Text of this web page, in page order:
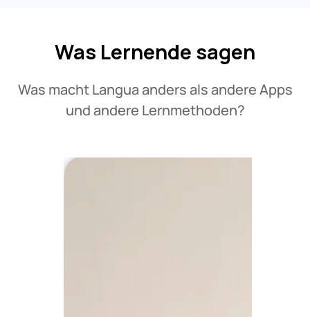
Was Lernende sagen
Was macht Langua anders als andere Apps
und andere Lernmethoden?